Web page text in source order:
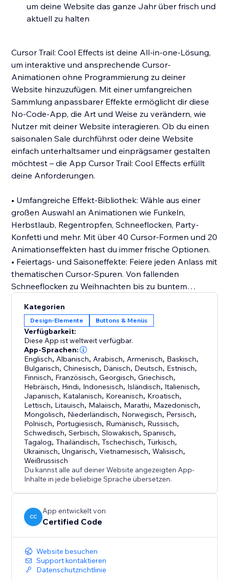
um deine Website das ganze Jahr über frisch und
aktuell zu halten
Cursor Trail: Cool Effects ist deine All-in-one-Lösung,
um interaktive und ansprechende Cursor-
Animationen ohne Programmierung zu deiner
Website hinzuzufügen. Mit einer umfangreichen
Sammlung anpassbarer Effekte ermöglicht dir diese
No-Code-App, die Art und Weise zu verändern, wie
Nutzer mit deiner Website interagieren. Ob du einen
saisonalen Sale durchführst oder deine Website
einfach unterhaltsamer und einprägsamer gestalten
möchtest – die App Cursor Trail: Cool Effects erfüllt
deine Anforderungen.
• Umfangreiche Effekt-Bibliothek: Wähle aus einer
großen Auswahl an Animationen wie Funkeln,
Herbstlaub, Regentropfen, Schneeflocken, Party-
Konfetti und mehr. Mit über 40 Cursor-Formen und 20
Animationseffekten hast du immer frische Optionen.
• Feiertags- und Saisoneffekte: Feiere jeden Anlass mit
thematischen Cursor-Spuren. Von fallenden
Schneeflocken zu Weihnachten bis zu buntem
Effekte mühelos passend zu jeder Saison oder jedem
Ereignis.
Kategorien
Design-Elemente Buttons & Menüs
Verfügbarkeit:
Diese App ist weltweit verfügbar.
App-Sprachen:
Englisch, Albanisch, Arabisch, Armenisch, Baskisch,
Bulgarisch,Chinesisch, Dänisch, Deutsch, Estnisch,
Finnisch, Französisch,Georgisch,Griechisch,
Hebräisch, Hindi, Indonesisch, Isländisch, Italienisch,
Japanisch, Katalanisch, Koreanisch, Kroatisch,
Lettisch, Litauisch, Malaiisch, Marathi, Mazedonisch,
Mongolisch, Niederländisch, Norwegisch, Persisch,
Polnisch, Portugiesisch, Rumänisch, Russisch,
Schwedisch,Serbisch,Slowakisch,Spanisch,
Tagalog,Thailändisch,Tschechisch,Türkisch,
Ukrainisch,Ungarisch,Vietnamesisch,Walisisch,
Weißrussisch
Du kannst alle auf deiner Website angezeigten App-
Inhalte in jede beliebige Sprache übersetzen.
CC
App entwickelt von
Certified Code
Website besuchen
Support kontaktieren
Datenschutzrichtlinie